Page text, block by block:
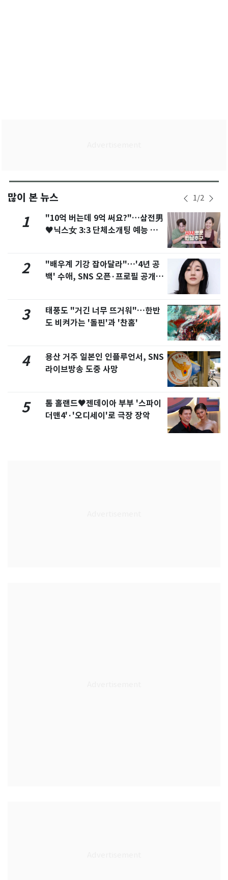
많이 본 뉴스 1/2
1
"10억 버는데 9억 써요?"…삼전男
♥닉스女 3:3 단체소개팅 예능 화
2
"배우계 기강 잡아달라"…'4년 공
백' 수애, SNS 오픈·프로필 공개
3
태풍도 "거긴 너무 뜨거워"…한반
도 비켜가는 '돌핀'과 '찬홈'
4
용산 거주 일본인 인플루언서, SNS
라이브방송 도중 사망
5
톰 홀랜드♥젠데이아 부부 '스파이
더맨4'·'오디세이'로 극장 장악